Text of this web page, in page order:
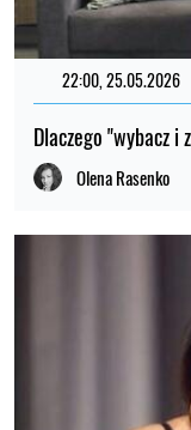
22:00, 25.05.2026
Dlaczego "wybacz i
Olena Rasenko